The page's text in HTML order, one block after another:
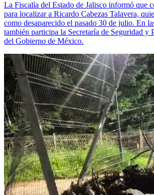
La Fiscalía del Estado de Jalisco informó que
para localizar a Ricardo Cabezas Talavera,
como desaparecido el pasado 30 de julio. En
también participa la Secretaría de Seguridad y
del Gobierno de México.